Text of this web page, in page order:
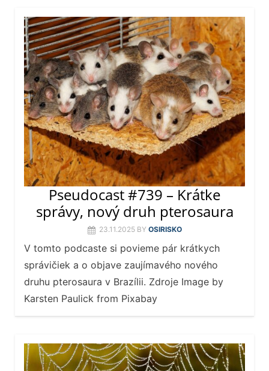
Pseudocast #739 – Krátke
správy, nový druh pterosaura
23.11.2025 BY OSIRISKO
V tomto podcaste si povieme pár krátkych
správičiek a o objave zaujímavého nového
druhu pterosaura v Brazílii. Zdroje Image by
Karsten Paulick from Pixabay